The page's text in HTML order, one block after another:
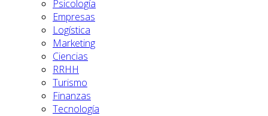
Psicología
Empresas
Logística
Marketing
Ciencias
RRHH
Turismo
Finanzas
Tecnología